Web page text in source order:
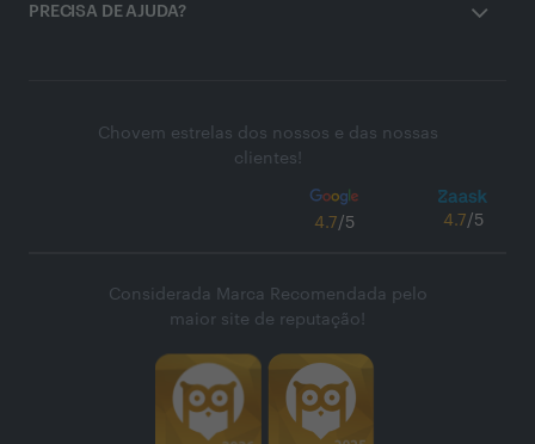
PRECISA DE AJUDA?
Chovem estrelas dos nossos e das nossas
clientes!
4.7/5 4.7/5
Considerada Marca Recomendada pelo
maior site de reputação!